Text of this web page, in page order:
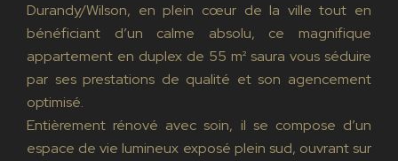
Durandy/Wilson, en plein cœur de la ville tout en
bénéficiant d’un calme absolu, ce magnifique
appartement en duplex de 55 m² saura vous séduire
par ses prestations de qualité et son agencement
optimisé.
Entièrement rénové avec soin, il se compose d’un
espace de vie lumineux exposé plein sud, ouvrant sur